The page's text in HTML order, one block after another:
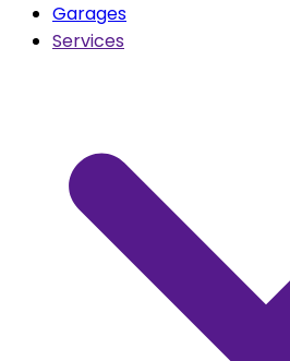
Garages
Services